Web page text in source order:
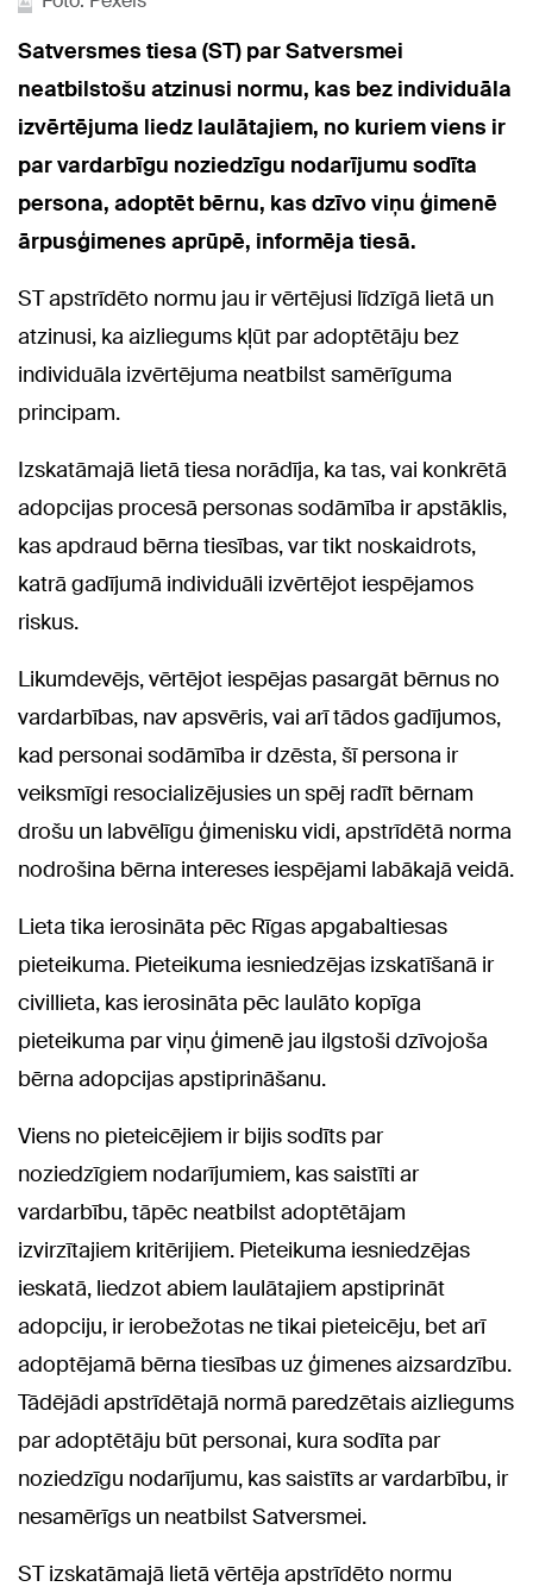
Satversmes tiesa (ST) par Satversmei
neatbilstošu atzinusi normu, kas bez individuāla
izvērtējuma liedz laulātajiem, no kuriem viens ir
par vardarbīgu noziedzīgu nodarījumu sodīta
persona, adoptēt bērnu, kas dzīvo viņu ģimenē
ārpusģimenes aprūpē, informēja tiesā.
ST apstrīdēto normu jau ir vērtējusi līdzīgā lietā un
atzinusi, ka aizliegums kļūt par adoptētāju bez
individuāla izvērtējuma neatbilst samērīguma
principam.
Izskatāmajā lietā tiesa norādīja, ka tas, vai konkrētā
adopcijas procesā personas sodāmība ir apstāklis,
kas apdraud bērna tiesības, var tikt noskaidrots,
katrā gadījumā individuāli izvērtējot iespējamos
riskus.
Likumdevējs, vērtējot iespējas pasargāt bērnus no
vardarbības, nav apsvēris, vai arī tādos gadījumos,
kad personai sodāmība ir dzēsta, šī persona ir
veiksmīgi resocializējusies un spēj radīt bērnam
drošu un labvēlīgu ģimenisku vidi, apstrīdētā norma
nodrošina bērna intereses iespējami labākajā veidā.
Lieta tika ierosināta pēc Rīgas apgabaltiesas
pieteikuma. Pieteikuma iesniedzējas izskatīšanā ir
civillieta, kas ierosināta pēc laulāto kopīga
pieteikuma par viņu ģimenē jau ilgstoši dzīvojoša
bērna adopcijas apstiprināšanu.
Viens no pieteicējiem ir bijis sodīts par
noziedzīgiem nodarījumiem, kas saistīti ar
vardarbību, tāpēc neatbilst adoptētājam
izvirzītajiem kritērijiem. Pieteikuma iesniedzējas
ieskatā, liedzot abiem laulātajiem apstiprināt
adopciju, ir ierobežotas ne tikai pieteicēju, bet arī
adoptējamā bērna tiesības uz ģimenes aizsardzību.
Tādējādi apstrīdētajā normā paredzētais aizliegums
par adoptētāju būt personai, kura sodīta par
noziedzīgu nodarījumu, kas saistīts ar vardarbību, ir
nesamērīgs un neatbilst Satversmei.
ST izskatāmajā lietā vērtēja apstrīdēto normu